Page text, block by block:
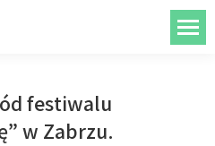
festiwalu
w Zabrzu.